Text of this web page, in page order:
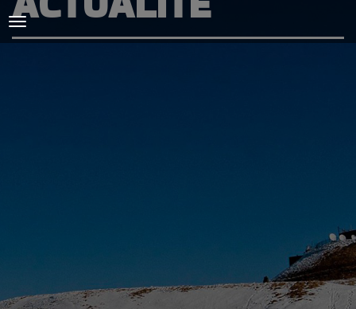
SPIRIDON